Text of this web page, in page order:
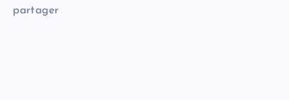
partager